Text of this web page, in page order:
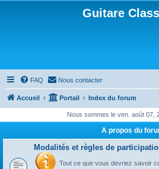
Guitare
FAQ Nous contacter
Accueil Portail Index du forum
Nous sommes le ven. août 07,
A propos du
Modalités et règles de
Tout ce que vous devriez savoir